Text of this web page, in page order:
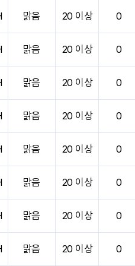
맑음 20 이상 0
맑음 20 이상 0
맑음 20 이상 0
맑음 20 이상 0
맑음 20 이상 0
맑음 20 이상 0
맑음 20 이상 0
맑음 20 이상 0